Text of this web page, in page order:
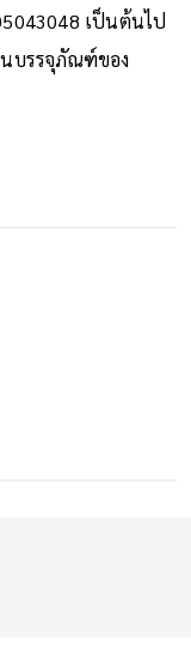
เป็นต้นไป
บรรจุภัณฑ์ของ